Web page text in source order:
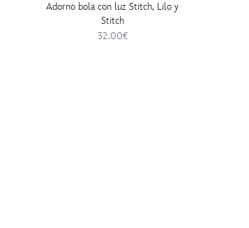
Adorno bola con luz Stitch, Lilo y
Stitch
32.00€